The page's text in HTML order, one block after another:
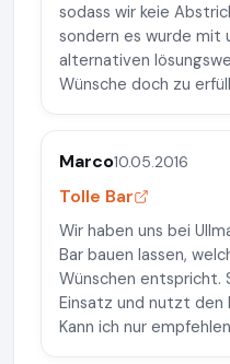
sodass wir keie
sondern es wurde mit
alternativen
Wünsche doch zu
Marco10.05.2016
Tolle Bar
Wir haben uns bei
Bar bauen lassen,
Wünschen entspricht.
Einsatz und nutzt den
Kann ich nur